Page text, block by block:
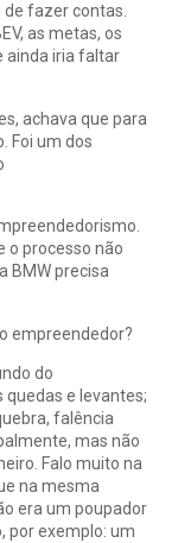
de fazer contas.
as metas, os
ainda iria faltar
achava que para
Foi um dos
o processo não
BMW precisa
empreendedor?
do
e levantes;
falência
mas não
Falo muito na
na mesma
era um poupador
por exemplo: um